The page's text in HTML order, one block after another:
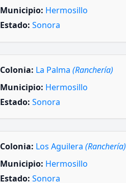
Municipio: Hermosillo
Estado: Sonora
Colonia: La Palma (Ranchería)
Municipio: Hermosillo
Estado: Sonora
Colonia: Los Aguilera (Ranchería)
Municipio: Hermosillo
Estado: Sonora